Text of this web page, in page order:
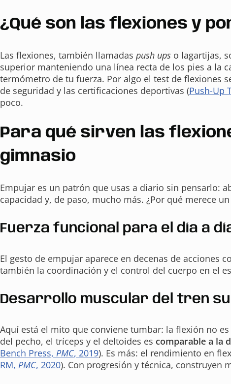
¿Qué son las flexiones y
Las flexiones, también llamadas push ups o lagartijas,
superior manteniendo una línea recta de los pies a la
termómetro de tu fuerza. Por algo el test de flexiones
de seguridad y las certificaciones deportivas (Push-Up
poco.
Para qué sirven las
gimnasio
Empujar es un patrón que usas a diario sin pensarlo:
capacidad y, de paso, mucho más. ¿Por qué merece
Fuerza funcional para el día a
El gesto de empujar aparece en decenas de acciones
también la coordinación y el control del cuerpo en el
Desarrollo muscular del tren
Aquí está el mito que conviene tumbar: la flexión no
del pecho, el tríceps y el deltoides es comparable a la
Bench Press, PMC, 2019). Es más: el rendimiento en
RM, PMC, 2020). Con progresión y técnica, construyen